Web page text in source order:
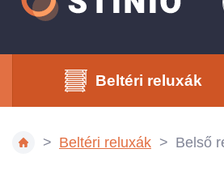
Beltéri reluxák
Beltéri reluxák Belső